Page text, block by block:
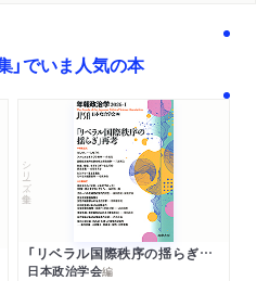
」でいま人気の本
シリーズ・全集
「リベラル国際秩序の揺らぎ」再考 年報政治学２０２６‐Ⅰ
日本政治学会編